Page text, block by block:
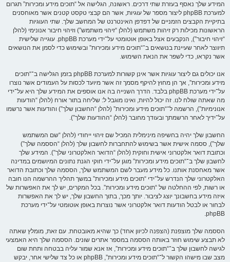
המידע שלך נאסף בעזרת שתי דרכים. ראשונה, הגלישה אל “תוכים מידע ומכירות” תגרום
למערכת phpBB ליצור מספר של עוגיות, אשר הם קבצי טקסט קטנים אשר מאוחסנים
בתיקיית הקבצים הזמניים של דפדפן האינטרנט של המחשב שלך. שתי העוגיות
הראשונות מכילות רק זיהות משתמש (להלן “זיהוי משתמש”) וזיהוי חיבור אנונימי (להלן
“זיהוי חיבור”), הנקבעים אצל באופן אוטומטי על־ידי מערכת phpBB. עוגייה שלישית
תיווצר לאחר שעיינת בנושאים ב־“תוכים מידע ומכירות” ובשימוש כדי לסמן את הנושאים
אשר נקראו, כדי לשפר את הנאת השימוש.
אנו יכולים גם ליצור עוגיות אשר אינן קשורות למערכת phpBB בזמן הגלישה ב־“תוכים
מידע ומכירות”, אך הן מחוץ להיקף מסמך זה אשר מיועד לכסות על העמודים אשר נוצרו
על־ידי מערכת phpBB בלבד. הדרך השנייה בה אנו אוספים את המידע שלך היא על־ידי
מה שאתה שולח לנו. זה יכול להיות, ואינו מוגבל ל: שליחה בתור אורח (להלן “הודעות
אנונימיות”), הרשמה ל־“תוכים מידע ומכירות” (להלן “החשבון שלך”) והודעות אשר נרשמו
על־ידיך לאחר הרשמתך ובעודך מחובר (להלן “ההודעות שלך”).
החשבון שלך יהיה בחשיפה מינימלית המכיל שם זיהוי ייחודי (להלן “שם המשתמש
שלך”), ססמה אישית אשר בשימוש להתחברות לחשבון שלך (להלן “הססמה שלך”)
וכתובת דואר אלקטרוני אישית וחוקית (להלן “הדואר האלקטרוני שלך”). המידע שלך
לחשבון שלך ב־“תוכים מידע ומכירות” מוגן על־ידי חוקי הגנת נתונים המיושמים במדינה
אשר מאחסנת אותנו. כל מידע מעבר לשם המשתמש שלך, הססמה שלך וכתובת הדואר
האלקטרוני שלך הנדרש על־ידי “תוכים מידע ומכירות” במשך תהליך ההרשמה הנו חובה
או רשות, לפי ההחלטה של “תוכים מידע ומכירות”. בכל המקרים, יש לך את האפשרות של
איזה מידע בחשבונך יוצג לציבור. יותך מכך, בתוך החשבון שלך, יש לך את האפשרות
לבחור או לבטל הודעות דואר אלקטרוני אשר נוצרות באופן אוטומטי על־ידי מערכת
phpBB.
הססמה שלך מוצפנת (הצפנה לכיוון אחד) כך שהיא מאובטחת. עם זאת, מומלץ שאתה
לא תבצע שימוש חוזר באותה הססמה במספר אתרים שונים. הססמה שלך היא האמצעי
לגישה לחשבון שלך ב־“תוכים מידע ומכירות”, אז אנא שמור עליה בבטחה ותחת שום
מצב שבו מישהו הקשור ל־“תוכים מידע ומכירות”, phpBB או כל צד שלישי אחר, יבקש